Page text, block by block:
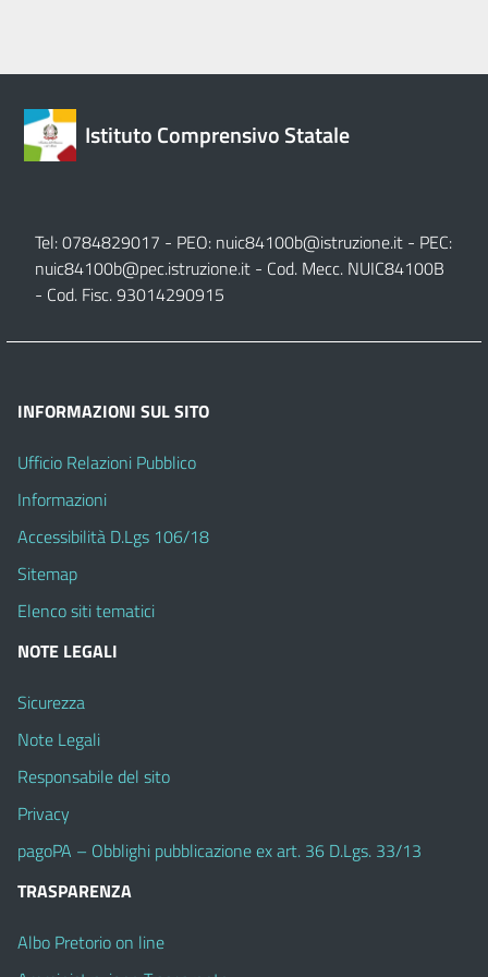
Istituto Comprensivo Statale
Tel: 0784829017 - PEO: nuic84100b@istruzione.it - PEC:
nuic84100b@pec.istruzione.it - Cod. Mecc. NUIC84100B
- Cod. Fisc. 93014290915
INFORMAZIONI SUL SITO
Ufficio Relazioni Pubblico
Informazioni
Accessibilità D.Lgs 106/18
Sitemap
Elenco siti tematici
NOTE LEGALI
Sicurezza
Note Legali
Responsabile del sito
Privacy
pagoPA – Obblighi pubblicazione ex art. 36 D.Lgs. 33/13
TRASPARENZA
Albo Pretorio on line